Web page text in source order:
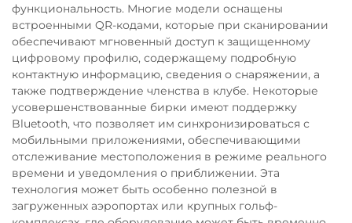
функциональность. Многие модели оснащены
встроенными QR-кодами, которые при сканировании
обеспечивают мгновенный доступ к защищенному
цифровому профилю, содержащему подробную
контактную информацию, сведения о снаряжении, а
также подтверждение членства в клубе. Некоторые
усовершенствованные бирки имеют поддержку
Bluetooth, что позволяет им синхронизироваться с
мобильными приложениями, обеспечивающими
отслеживание местоположения в режиме реального
времени и уведомления о приближении. Эта
технология может быть особенно полезной в
загруженных аэропортах или крупных гольф-